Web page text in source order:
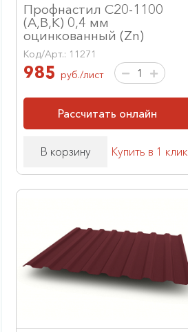
Профнастил С20-1100
(А,В,К) 0,4 мм
оцинкованный (Zn)
Код/Арт.: 11271
985 руб./лист
Рассчитать онлайн
В корзину Купить в 1 клик